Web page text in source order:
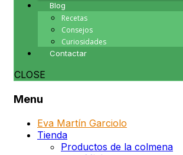
Blog
Recetas
Consejos
Curiosidades
Contactar
CLOSE
Menu
Eva Martín Garciolo
Tienda
Productos de la colmena